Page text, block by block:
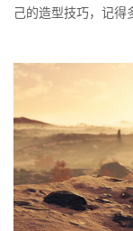
己的造型技巧，记得